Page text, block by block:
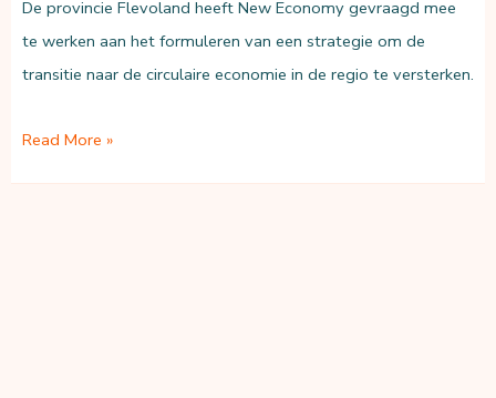
De provincie Flevoland heeft New Economy gevraagd mee
te werken aan het formuleren van een strategie om de
transitie naar de circulaire economie in de regio te versterken.
Circulaire
Read More »